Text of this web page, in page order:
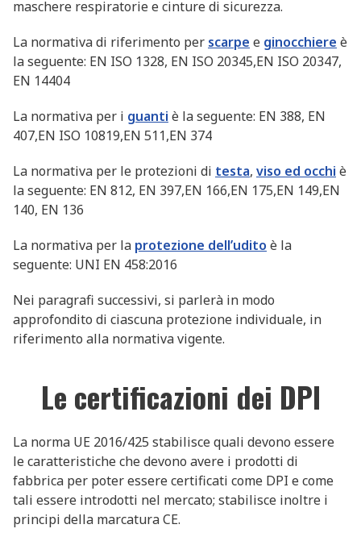
maschere respiratorie e cinture di sicurezza.
La normativa di riferimento per scarpe e ginocchiere è
la seguente: EN ISO 1328, EN ISO 20345,EN ISO 20347,
EN 14404
La normativa per i guanti è la seguente: EN 388, EN
407,EN ISO 10819,EN 511,EN 374
La normativa per le protezioni di testa, viso ed occhi è
la seguente: EN 812, EN 397,EN 166,EN 175,EN 149,EN
140, EN 136
La normativa per la protezione dell’udito è la
seguente: UNI EN 458:2016
Nei paragrafi successivi, si parlerà in modo
approfondito di ciascuna protezione individuale, in
riferimento alla normativa vigente.
Le certificazioni dei DPI
La norma UE 2016/425 stabilisce quali devono essere
le caratteristiche che devono avere i prodotti di
fabbrica per poter essere certificati come DPI e come
tali essere introdotti nel mercato; stabilisce inoltre i
principi della marcatura CE.